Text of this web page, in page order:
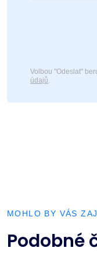
Volbou "Odeslat"
údajů
MOHLO BY VÁS
Podobné